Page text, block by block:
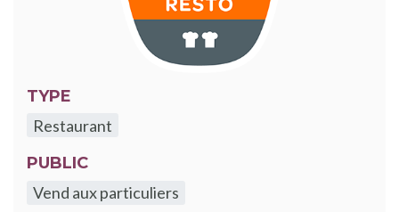
TYPE
Restaurant
PUBLIC
Vend aux particuliers